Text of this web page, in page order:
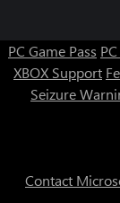
PC Game Pass
XBOX Support
Seizure
Contact